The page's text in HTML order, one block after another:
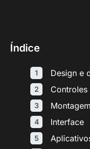
Índice
Design e
Controles
Interface